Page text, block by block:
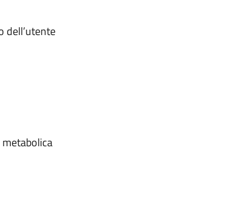
dell’utente